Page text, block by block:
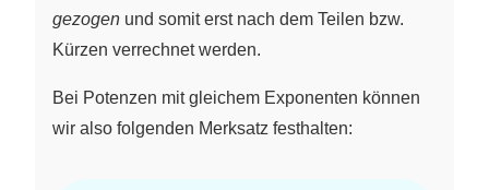
\cdot 3\,
\cdot
\cdot 3\,
\cdot
gezogen und somit erst nach dem Teilen bzw.
Kürzen verrechnet werden.
Bei Potenzen mit gleichem Exponenten können
wir also folgenden Merksatz festhalten: